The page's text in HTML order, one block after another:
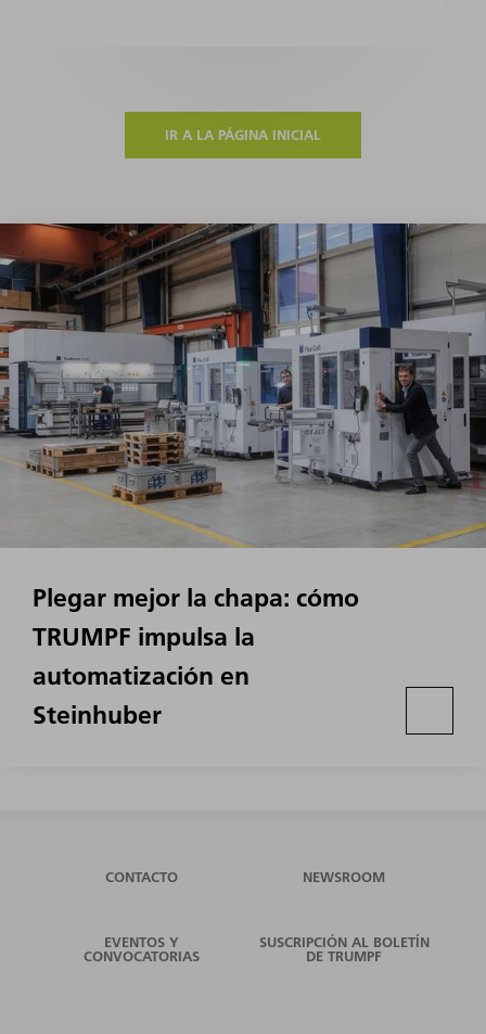
IR A LA PÁGINA INICIAL
Plegar mejor la chapa: cómo
TRUMPF impulsa la
automatización en
Steinhuber
CONTACTO NEWSROOM
EVENTOS Y
CONVOCATORIAS
SUSCRIPCIÓN AL BOLETÍN
DE TRUMPF